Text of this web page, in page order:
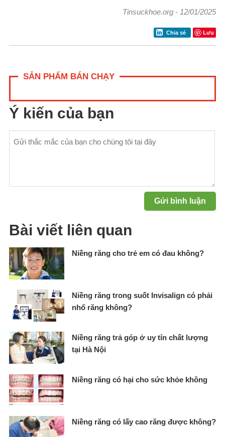
Tinsuckhoe.org -12/01/2025
Chia sẻ Lưu
SẢN PHẨM BÁN CHẠY
Ý kiến của bạn
Bài viết liên quan
Niềng răng cho trẻ em có đau không?
Niềng răng trong suốt Invisalign có phải
nhổ răng không?
Niềng răng trả góp ở uy tín chất lượng
tại Hà Nội
Niềng răng có hại cho sức khỏe không
Niềng răng có lấy cao răng được không​?